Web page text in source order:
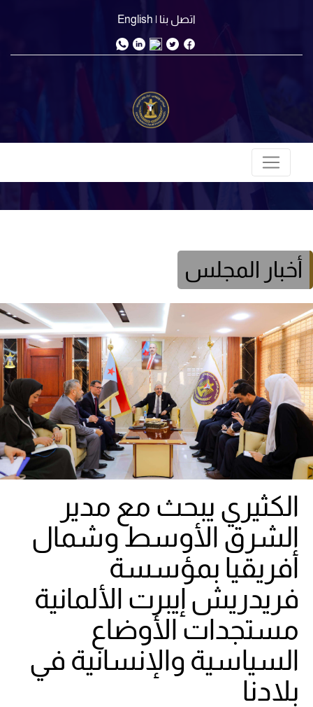
اتصل بنا | English
أخبار المجلس
الكثيري يبحث مع مدير
الشرق الأوسط وشمال
أفريقيا بمؤسسة
فريدريش إيبرت الألمانية
مستجدات الأوضاع
السياسية والإنسانية في
بلادنا